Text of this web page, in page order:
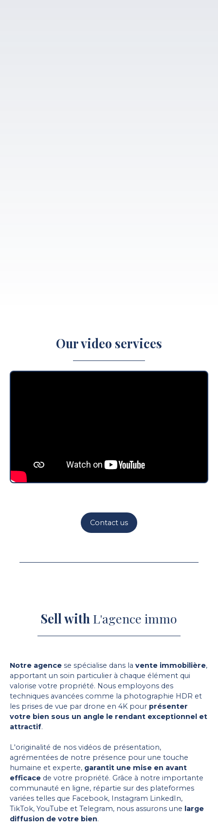
Our video services
Contact us
Sell with L'agence immo
Notre agence se spécialise dans la vente immobilière,
apportant un soin particulier à chaque élément qui
valorise votre propriété. Nous employons des
techniques avancées comme la photographie HDR et
les prises de vue par drone en 4K pour présenter
votre bien sous un angle le rendant exceptionnel et
attractif.
L'originalité de nos vidéos de présentation,
agrémentées de notre présence pour une touche
humaine et experte, garantit une mise en avant
efficace de votre propriété. Grâce à notre importante
communauté en ligne, répartie sur des plateformes
variées telles que Facebook, Instagram LinkedIn,
TikTok, YouTube et Telegram, nous assurons une large
diffusion de votre bien.